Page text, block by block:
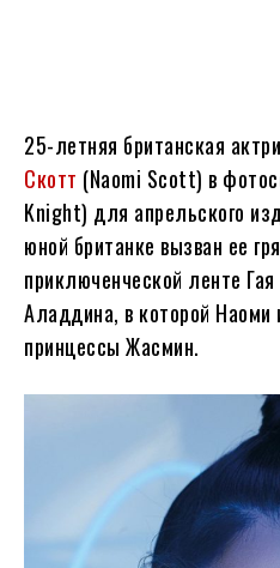
25-летняя британская
Скотт (Naomi Scott) в
Knight) для апрельского
юной британке вызван ее
приключенческой ленте
Аладдина, в которой Наоми
принцессы Жасмин.